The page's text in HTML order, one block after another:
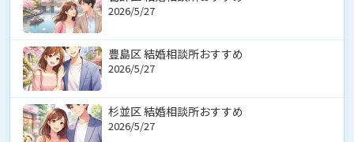
2026/5/27
豊島区 結婚相談所おすすめ
2026/5/27
杉並区 結婚相談所おすすめ
2026/5/27